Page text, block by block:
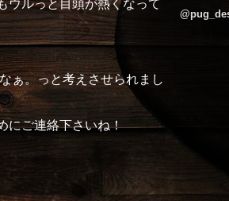
ウルっと目頭が熱くなって
ぁ。っと考えさせられまし
にご連絡下さいね！